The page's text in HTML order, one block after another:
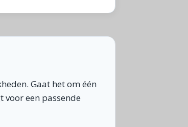
Gaat het om één
voor een passende